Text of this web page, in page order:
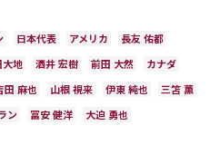
日本代表 アメリカ
長友 佑都
大地 酒井 宏樹 前田 大然
カナダ
田 麻也 山根 視来 伊東 純也
三笘 薫
ン 冨安 健洋 大迫 勇也